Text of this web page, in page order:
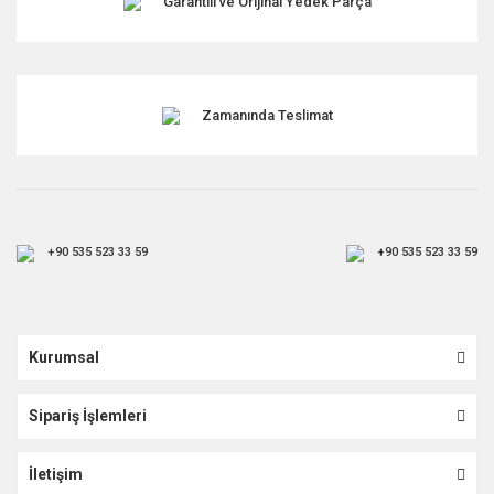
Zamanında Teslimat
+90 535 523 33 59 +90 535 523 33 59
Kurumsal
Sipariş İşlemleri
İletişim